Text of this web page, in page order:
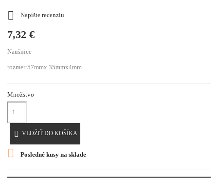
 Napíšte recenziu
7,32 €
Naušnice
rozmer:57mmx 35mmx4mm
Množstvo
 VLOŽIŤ DO KOŠÍKA
 Posledné kusy na sklade